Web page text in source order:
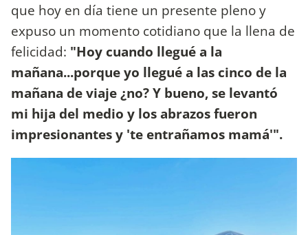
que hoy en día tiene un presente pleno y
expuso un momento cotidiano que la llena de
felicidad: "Hoy cuando llegué a la
mañana...porque yo llegué a las cinco de la
mañana de viaje ¿no? Y bueno, se levantó
mi hija del medio y los abrazos fueron
impresionantes y 'te entrañamos mamá'".